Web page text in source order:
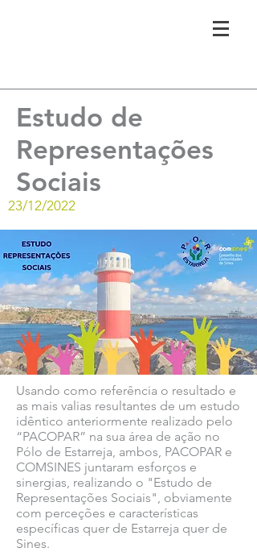
Estudo de
Representações
Sociais
23/12/2022
Usando como referência o resultado e
as mais valias resultantes de um estudo
idêntico anteriormente realizado pelo
“PACOPAR” na sua área de ação no
Pólo de Estarreja, ambos, PACOPAR e
COMSINES juntaram esforços e
sinergias, realizando o "Estudo de
Representações Sociais", obviamente
com perceções e características
específicas quer de Estarreja quer de
Sines.